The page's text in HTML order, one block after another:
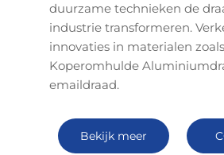
duurzame technieken de
industrie transformeren.
innovaties in materialen zoals
Koperomhulde
emaildraad.
Bekijk meer